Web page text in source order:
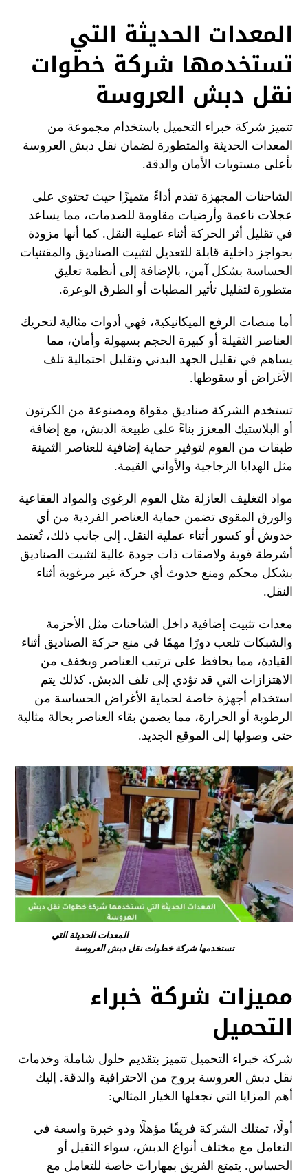
المعدات الحديثة التي
تستخدمها شركة خطوات
نقل دبش العروسة
تتميز شركة خبراء التحميل باستخدام مجموعة من
المعدات الحديثة والمتطورة لضمان نقل دبش العروسة
بأعلى مستويات الأمان والدقة.
الشاحنات المجهزة تقدم أداءً متميزًا حيث تحتوي على
عجلات ناعمة وأرضيات مقاومة للصدمات، مما يساعد
في تقليل أثر الحركة أثناء عملية النقل. كما أنها مزودة
بحواجز داخلية قابلة للتعديل لتثبيت الصناديق والمقتنيات
الحساسة بشكل آمن، بالإضافة إلى أنظمة تعليق
متطورة لتقليل تأثير المطبات أو الطرق الوعرة.
أما منصات الرفع الميكانيكية، فهي أدوات مثالية لتحريك
العناصر الثقيلة أو كبيرة الحجم بسهولة وأمان، مما
يساهم في تقليل الجهد البدني وتقليل احتمالية تلف
الأغراض أو سقوطها.
تستخدم الشركة صناديق مقواة ومصنوعة من الكرتون
أو البلاستيك المعزز بناءً على طبيعة الدبش، مع إضافة
طبقات من الفوم لتوفير حماية إضافية للعناصر الثمينة
مثل الهدايا الزجاجية والأواني القيمة.
مواد التغليف العازلة مثل الفوم الرغوي والمواد الفقاعية
والورق المقوى تضمن حماية العناصر الفردية من أي
خدوش أو كسور أثناء عملية النقل. إلى جانب ذلك، تُعتمد
أشرطة قوية ولاصقات ذات جودة عالية لتثبيت الصناديق
بشكل محكم ومنع حدوث أي حركة غير مرغوبة أثناء
النقل.
معدات تثبيت إضافية داخل الشاحنات مثل الأحزمة
والشبكات تلعب دورًا مهمًا في منع حركة الصناديق أثناء
القيادة، مما يحافظ على ترتيب العناصر ويخفف من
الاهتزازات التي قد تؤدي إلى تلف الدبش. كذلك يتم
استخدام أجهزة خاصة لحماية الأغراض الحساسة من
الرطوبة أو الحرارة، مما يضمن بقاء العناصر بحالة مثالية
حتى وصولها إلى الموقع الجديد.
المعدات الحديثة التي
تستخدمها شركة خطوات نقل دبش العروسة
مميزات شركة خبراء
التحميل
شركة خبراء التحميل تتميز بتقديم حلول شاملة وخدمات
نقل دبش العروسة بروح من الاحترافية والدقة. إليك
أهم المزايا التي تجعلها الخيار المثالي:
أولًا، تمتلك الشركة فريقًا مؤهلًا وذو خبرة واسعة في
التعامل مع مختلف أنواع الدبش، سواء الثقيل أو
الحساس. يتمتع الفريق بمهارات خاصة للتعامل مع